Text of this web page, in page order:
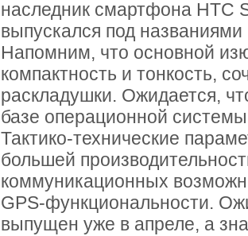
наследник смартфона HTC
выпускался под
Напомним, что основной
компактность и тонкость,
раскладушки. Ожидается,
базе операционной
Тактико-технические
большей
коммуникационных
GPS-функциональности.
выпущен уже в апреле, а